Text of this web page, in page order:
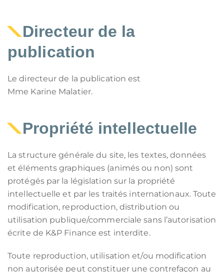
Directeur de la
publication
Le directeur de la publication est
Mme Karine Malatier.
Propriété intellectuelle
La structure générale du site, les textes, données
et éléments graphiques (animés ou non) sont
protégés par la législation sur la propriété
intellectuelle et par les traités internationaux. Toute
modification, reproduction, distribution ou
utilisation publique/commerciale sans l’autorisation
écrite de K&P Finance est interdite.
Toute reproduction, utilisation et/ou modification
non autorisée peut constituer une contrefaçon au